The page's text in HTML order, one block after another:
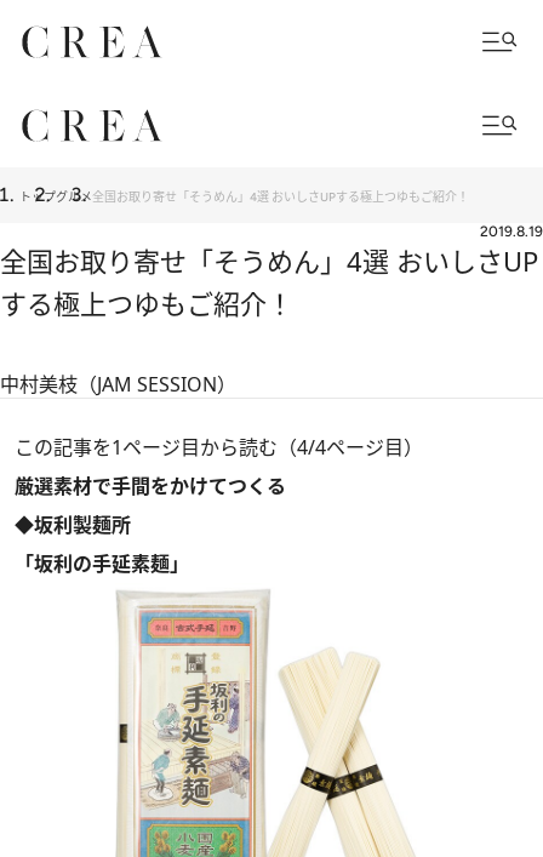
トップグルメ全国お取り寄せ「そうめん」4選 おいしさUPする極上つゆもご紹介！
2019.8.19
全国お取り寄せ「そうめん」4選 おいしさUP
する極上つゆもご紹介！
中村美枝（JAM SESSION）
この記事を1ページ目から読む（4/4ページ目）
厳選素材で手間をかけてつくる
◆坂利製麺所
「坂利の手延素麺」